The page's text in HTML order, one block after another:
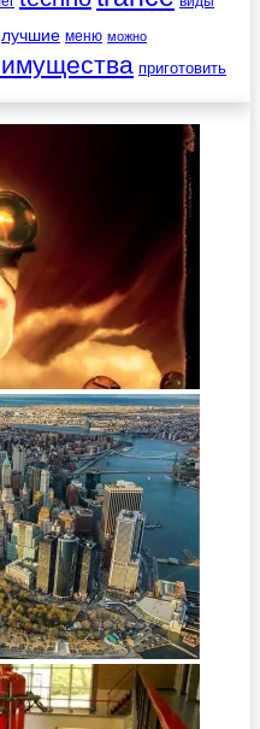
лучшие меню можно
приготовить